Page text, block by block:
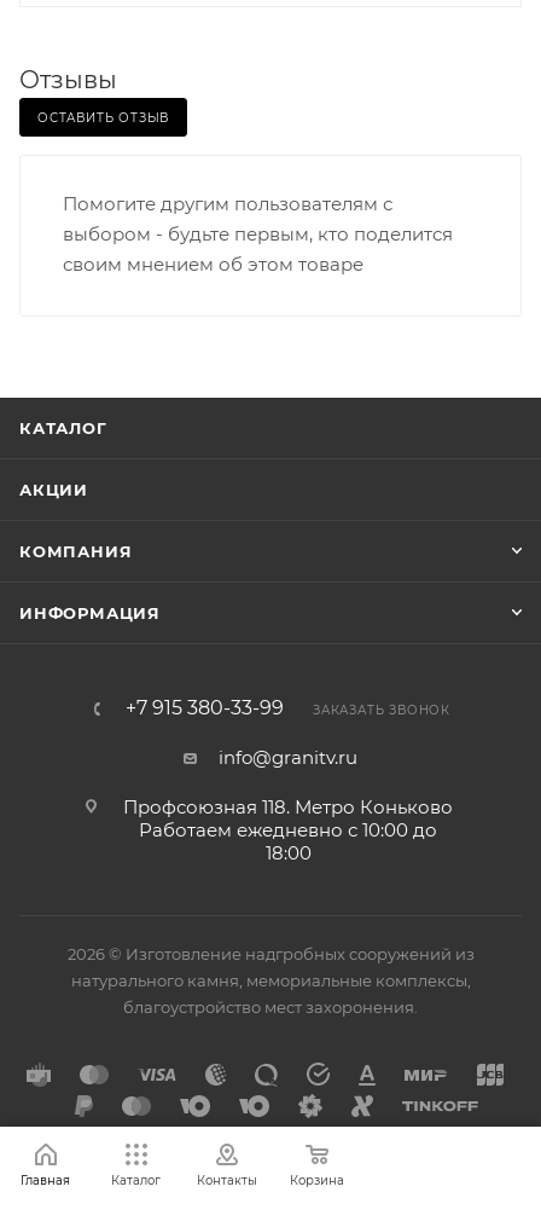
Отзывы
ОСТАВИТЬ ОТЗЫВ
Помогите другим пользователям с
выбором - будьте первым, кто поделится
своим мнением об этом товаре
КАТАЛОГ
АКЦИИ
КОМПАНИЯ
ИНФОРМАЦИЯ
+7 915 380-33-99 ЗАКАЗАТЬ ЗВОНОК
info@granitv.ru
Профсоюзная 118. Метро Коньково
Работаем ежедневно с 10:00 до
18:00
2026 © Изготовление надгробных сооружений из
натурального камня, мемориальные комплексы,
благоустройство мест захоронения.
Главная Каталог Контакты Корзина